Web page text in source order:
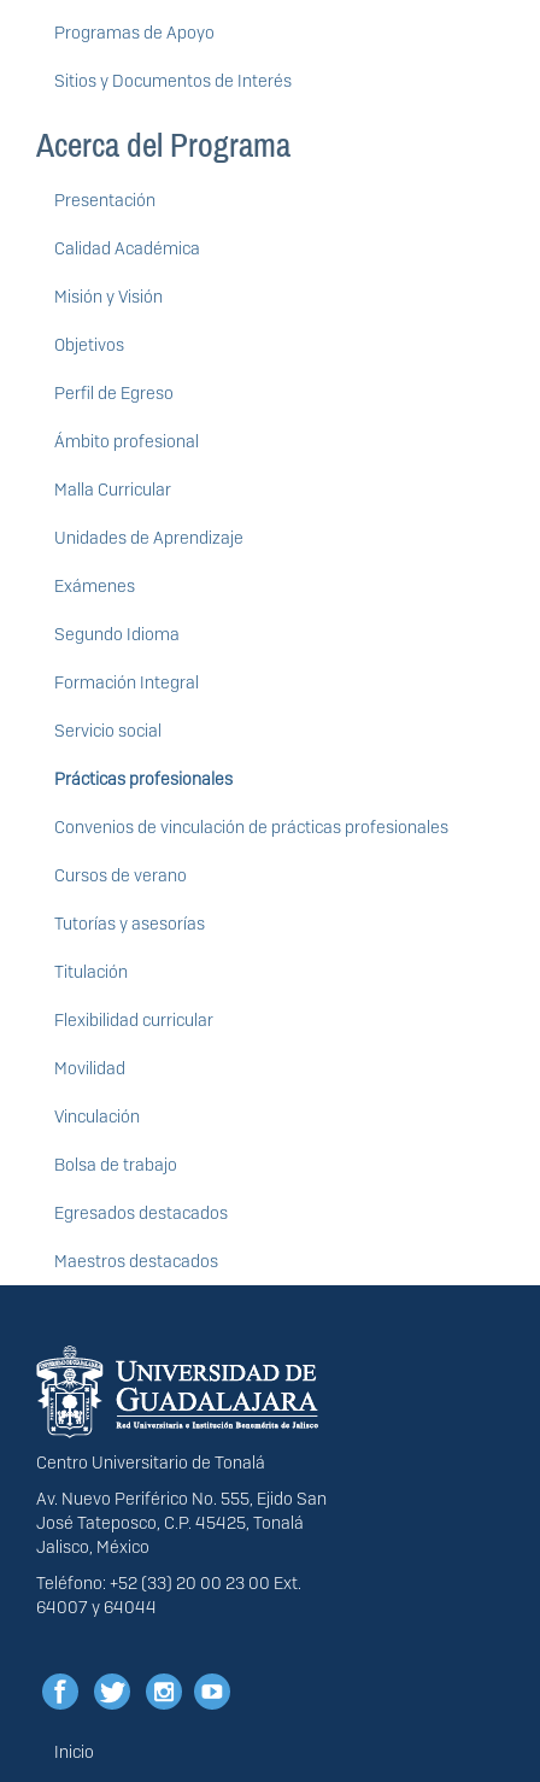
Programas de Apoyo
Sitios y Documentos de Interés
Acerca del Programa
Presentación
Calidad Académica
Misión y Visión
Objetivos
Perfil de Egreso
Ámbito profesional
Malla Curricular
Unidades de Aprendizaje
Exámenes
Segundo Idioma
Formación Integral
Servicio social
Prácticas profesionales
Convenios de vinculación de prácticas profesionales
Cursos de verano
Tutorías y asesorías
Titulación
Flexibilidad curricular
Movilidad
Vinculación
Bolsa de trabajo
Egresados destacados
Maestros destacados
Información del
portal
Centro Universitario de Tonalá
Av. Nuevo Periférico No. 555, Ejido San
José Tateposco, C.P. 45425, Tonalá
Jalisco, México
Teléfono: +52 (33) 20 00 23 00 Ext.
64007 y 64044
Menú
Inicio